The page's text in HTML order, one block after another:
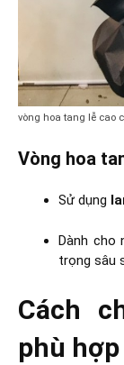
vòng hoa tang lễ cao
Vòng hoa
Sử dụng
Dành cho
trọng sâu
Cách
phù hợp